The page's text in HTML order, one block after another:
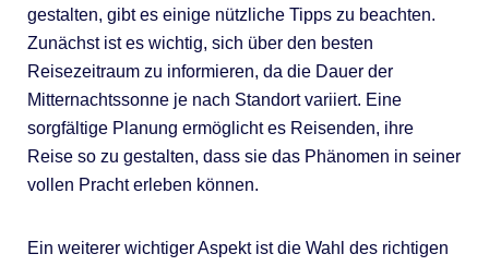
gestalten, gibt es einige nützliche Tipps zu beachten.
Zunächst ist es wichtig, sich über den besten
Reisezeitraum zu informieren, da die Dauer der
Mitternachtssonne je nach Standort variiert. Eine
sorgfältige Planung ermöglicht es Reisenden, ihre
Reise so zu gestalten, dass sie das Phänomen in seiner
vollen Pracht erleben können.
Ein weiterer wichtiger Aspekt ist die Wahl des richtigen